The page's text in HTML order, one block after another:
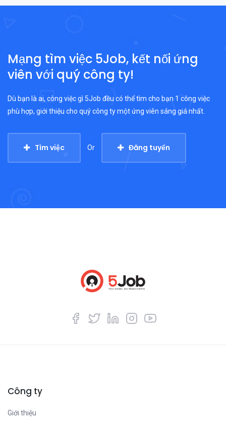
Mạng tìm việc 5Job, kết nối ứng
viên với quý công ty!
Dù bạn là ai, công việc gì 5Job đều có thể tìm cho bạn 1 công việc
phù hợp, giới thiệu cho quý công ty một ứng viên sáng giá nhất.
Tìm việc Or Đăng tuyển
Công ty
Giới thiệu